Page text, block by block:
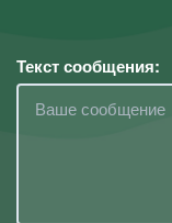
Текст сообщения: